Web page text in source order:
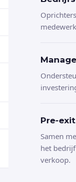
Pre-
Samen
het
verkoop.